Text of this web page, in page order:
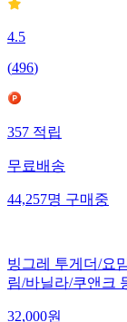
4.5
(496)
357 적립
무료배송
44,257명 구매중
빙그레 투게더/요
림/바닐라/쿠앤크
32,000원